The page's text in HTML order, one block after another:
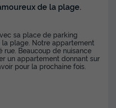
de la plage.
sa place de parking
plage. Notre appartement
Beaucoup de nuisance
un appartement donnant sur
pour la prochaine fois.